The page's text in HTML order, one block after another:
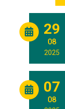
29
08
2025
07
08